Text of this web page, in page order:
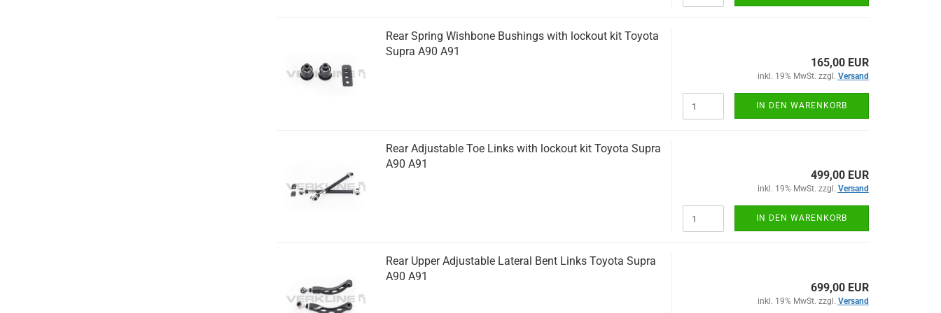
Rear Spring Wish­bo­ne Bu­s­hings with lock­out kit To­yo­ta
Supra A90 A91
165,00 EUR
inkl. 19% MwSt. zzgl. Versand
IN DEN WARENKORB
Rear Ad­justa­ble Toe Links with lock­out kit To­yo­ta Supra
A90 A91
499,00 EUR
inkl. 19% MwSt. zzgl. Versand
IN DEN WARENKORB
Rear Upper Ad­justa­ble La­te­ral Bent Links To­yo­ta Supra
A90 A91
699,00 EUR
inkl. 19% MwSt. zzgl. Versand